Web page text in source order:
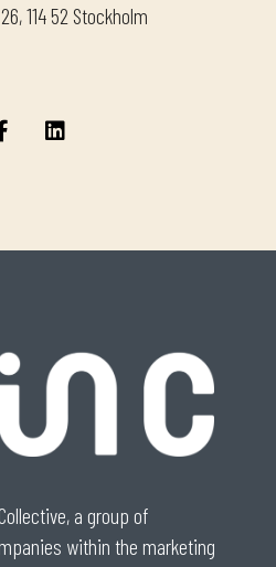
114 52 Stockholm
a group of
within the marketing